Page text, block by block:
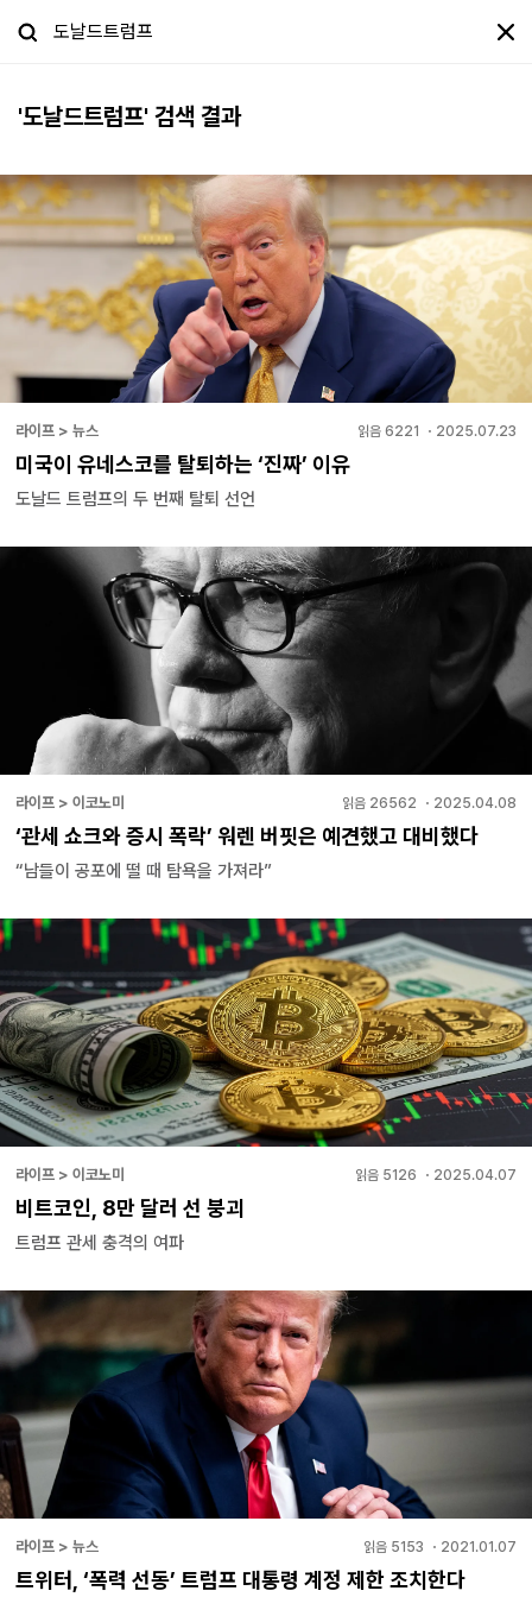
'도날드트럼프' 검색 결과
라이프 > 뉴스 읽음 6221 ・ 2025.07.23
미국이 유네스코를 탈퇴하는 ‘진짜’ 이유
도날드 트럼프의 두 번째 탈퇴 선언
라이프 > 이코노미 읽음 26562 ・ 2025.04.08
‘관세 쇼크와 증시 폭락’ 워렌 버핏은 예견했고 대비했다
“남들이 공포에 떨 때 탐욕을 가져라”
라이프 > 이코노미 읽음 5126 ・ 2025.04.07
비트코인, 8만 달러 선 붕괴
트럼프 관세 충격의 여파
라이프 > 뉴스 읽음 5153 ・ 2021.01.07
트위터, ‘폭력 선동’ 트럼프 대통령 계정 제한 조치한다